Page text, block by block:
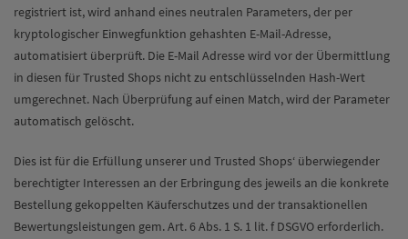
registriert ist, wird anhand eines neutralen Parameters, der per
kryptologischer Einwegfunktion gehashten E-Mail-Adresse,
automatisiert überprüft. Die E-Mail Adresse wird vor der Übermittlung
in diesen für Trusted Shops nicht zu entschlüsselnden Hash-Wert
umgerechnet. Nach Überprüfung auf einen Match, wird der Parameter
automatisch gelöscht.
Dies ist für die Erfüllung unserer und Trusted Shops‘ überwiegender
berechtigter Interessen an der Erbringung des jeweils an die konkrete
Bestellung gekoppelten Käuferschutzes und der transaktionellen
Bewertungsleistungen gem. Art. 6 Abs. 1 S. 1 lit. f DSGVO erforderlich.